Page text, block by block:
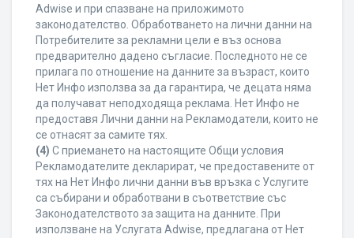
Adwise и при спазване на приложимото
законодателство. Обработването на лични данни на
Потребителите за рекламни цели е въз основа
предварително дадено съгласие. Последното не се
прилага по отношение на данните за възраст, които
Нет Инфо използва за да гарантира, че децата няма
да получават неподходяща реклама. Нет Инфо не
предоставя Лични данни на Рекламодатели, които не
се отнасят за самите тях.
(4) С приемането на настоящите Общи условия
Рекламодателите декларират, че предоставените от
тях на Нет Инфо лични данни във връзка с Услугите
са събирани и обработвани в съответствие със
Законодателството за защита на данните. При
използване на Услугата Adwise, предлагана от Нет